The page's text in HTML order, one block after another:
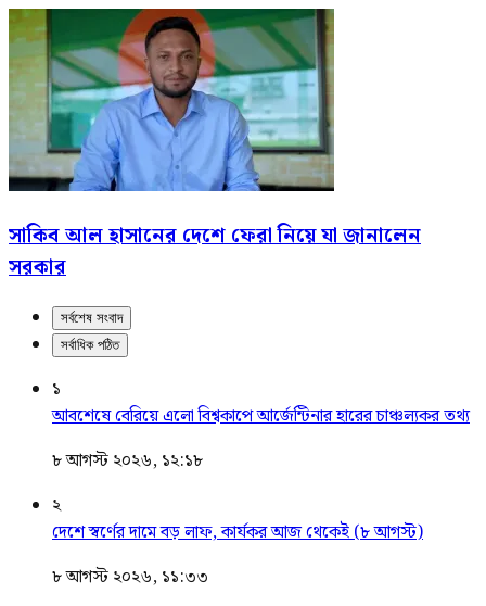
সাকিব আল হাসানের দেশে ফেরা নিয়ে যা জানালেন
সরকার
সর্বশেষ সংবাদ
সর্বাধিক পঠিত
১
আবশেষে বেরিয়ে এলো বিশ্বকাপে আর্জেন্টিনার হারের চাঞ্চল্যকর তথ্য
৮ আগস্ট ২০২৬, ১২:১৮
২
দেশে স্বর্ণের দামে বড় লাফ, কার্যকর আজ থেকেই (৮ আগস্ট)
৮ আগস্ট ২০২৬, ১১:৩৩